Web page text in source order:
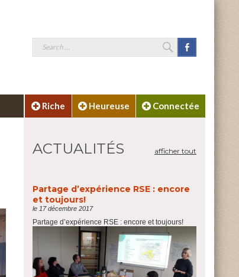
Search
SEARCH
Riche Heureuse Connectée
ACTUALITÉS afficher tout
Partage d’expérience RSE : encore
et toujours!
le 17 décembre 2017
Partage d’expérience RSE : encore et toujours!